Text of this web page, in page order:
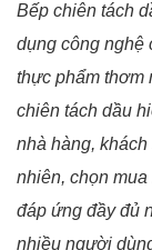
Bếp chiên tách
dụng công nghệ
thực phẩm thơm
chiên tách dầu
nhà hàng,
nhiên, chọn
đáp ứng đầy đủ
nhiều người